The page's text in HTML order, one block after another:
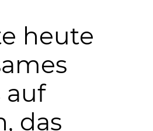
heute
auf
das